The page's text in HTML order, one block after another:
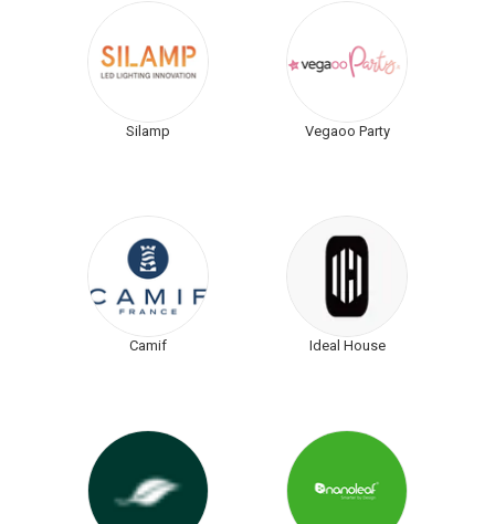
Silamp Vegaoo Party
Camif Ideal House